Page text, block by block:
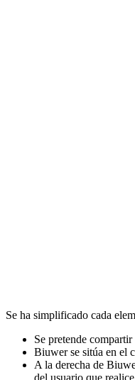
Se ha simplificado cada
Se pretende
Biuwer se sitúa en el
A la derecha de
del usuario que